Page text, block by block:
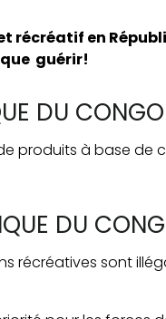
récréatif en
guérir!
DU CONGO
produits à base de
DU
récréatives sont